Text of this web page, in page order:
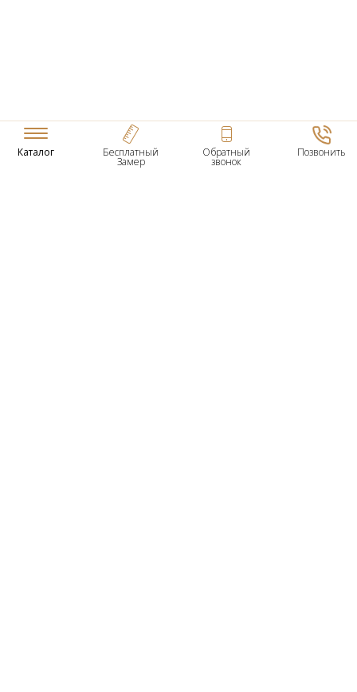
Каталог Бесплатный
Замер
Обратный
звонок
Позвонить